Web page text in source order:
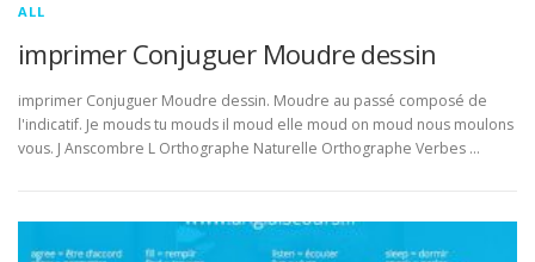
ALL
imprimer Conjuguer Moudre dessin
imprimer Conjuguer Moudre dessin. Moudre au passé composé de
l'indicatif. Je mouds tu mouds il moud elle moud on moud nous moulons
vous. J Anscombre L Orthographe Naturelle Orthographe Verbes …